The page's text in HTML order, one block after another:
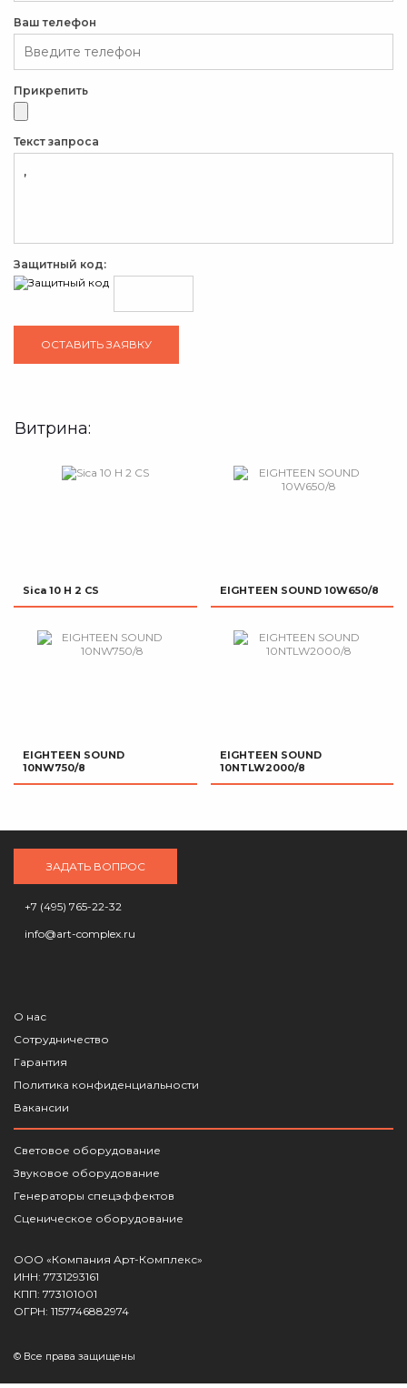
Ваш телефон
Прикрепить
Текст запроса
Защитный код:
Витрина:
Sica 10 H 2 CS EIGHTEEN SOUND 10W650/8
EIGHTEEN SOUND
10NW750/8
EIGHTEEN SOUND
10NTLW2000/8
ЗАДАТЬ ВОПРОС
+7 (495) 765-22-32
info@art-complex.ru
О нас
Сотрудничество
Гарантия
Политика конфиденциальности
Вакансии
Световое оборудование
Звуковое оборудование
Генераторы спецэффектов
Сценическое оборудование
ООО «Компания Арт-Комплекс»
ИНН: 7731293161
КПП: 773101001
ОГРН: 1157746882974
© Все права защищены